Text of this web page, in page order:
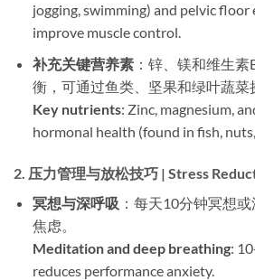
jogging, swimming) and pelvic floor
improve muscle control.
补充关键营养素：锌、镁和维生素
衡，可通过鱼类、坚果和绿叶蔬菜
Key nutrients: Zinc, magnesium,
hormonal health (found in fish,
2. 压力管理与放松技巧 | Stress
冥想与深呼吸 ：每天10分钟冥想
焦虑。
Meditation and deep breathing:
reduces performance anxiety.